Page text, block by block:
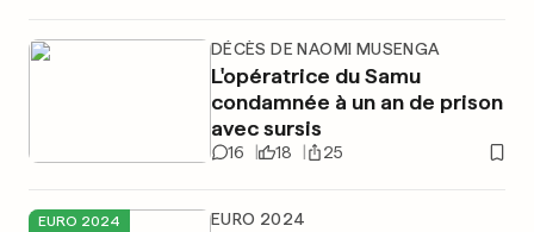
DÉCÈS DE NAOMI MUSENGA
L'opératrice du Samu
condamnée à un an de prison
avec sursis
16 18 25
EURO 2024 EURO 2024